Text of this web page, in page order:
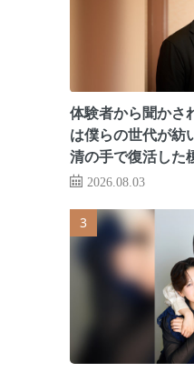
体験者から聞かさ
は僕らの世代が
清の手で復活した
2026.08.03